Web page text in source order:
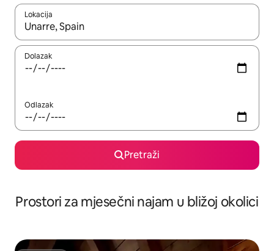
Lokacija
Kada budu dostupni rezultati, moći ćete ih pregledati
Dolazak
Odlazak
Pretraži
Prostori za mjesečni najam u bližoj okolici